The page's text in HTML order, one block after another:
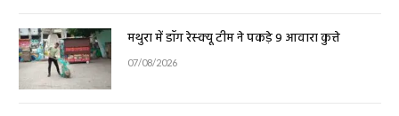
मथुरा में डॉग रेस्क्यू टीम ने पकड़े 9 आवारा कुत्ते
07/08/2026